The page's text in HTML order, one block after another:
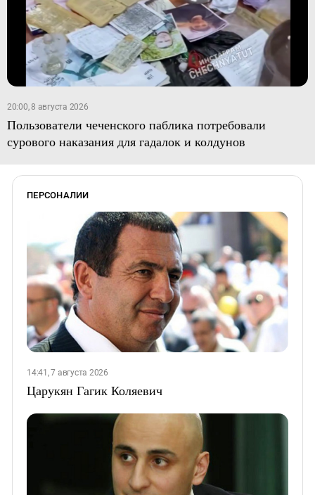
20:00, 8 августа 2026
Пользователи чеченского паблика потребовали
сурового наказания для гадалок и колдунов
ПЕРСОНАЛИИ
14:41, 7 августа 2026
Царукян Гагик Коляевич